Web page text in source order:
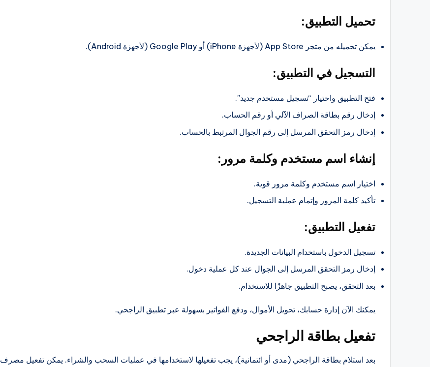
تحميل التطبيق:
يمكن تحميله من متجر App Store (لأجهزة iPhone) أو Google Play (لأجهزة Android).
التسجيل في التطبيق:
فتح التطبيق واختيار “تسجيل مستخدم جديد”.
إدخال رقم بطاقة الصراف الآلي أو رقم الحساب.
إدخال رمز التحقق المرسل إلى رقم الجوال المرتبط بالحساب.
إنشاء اسم مستخدم وكلمة مرور:
اختيار اسم مستخدم وكلمة مرور قوية.
تأكيد كلمة المرور وإتمام عملية التسجيل.
تفعيل التطبيق:
تسجيل الدخول باستخدام البيانات الجديدة.
إدخال رمز التحقق المرسل إلى الجوال عند كل عملية دخول.
بعد التحقق، يصبح التطبيق جاهزًا للاستخدام.
يمكنك الآن إدارة حسابك، تحويل الأموال، ودفع الفواتير بسهولة عبر تطبيق الراجحي.
تفعيل بطاقة الراجحي
بعد استلام بطاقة الراجحي (مدى أو ائتمانية)، يجب تفعيلها لاستخدامها في عمليات السحب والشراء. يمكن تفعيل مصرف